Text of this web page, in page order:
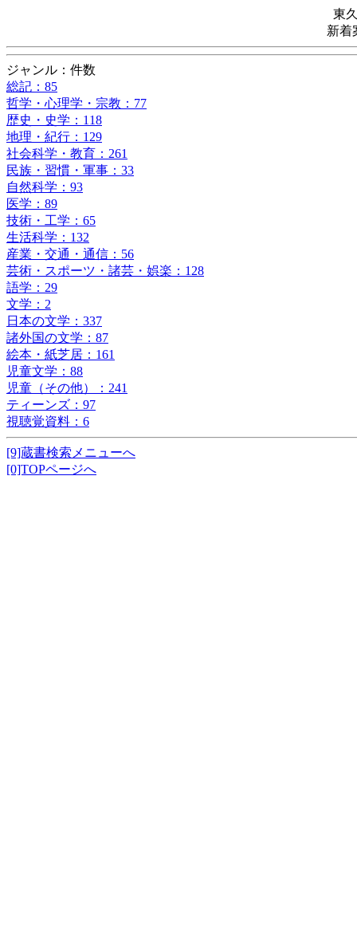
東
新着
ジャンル：件数
総記：85
哲学・心理学・宗教：77
歴史・史学：118
地理・紀行：129
社会科学・教育：261
民族・習慣・軍事：33
自然科学：93
医学：89
技術・工学：65
生活科学：132
産業・交通・通信：56
芸術・スポーツ・諸芸・娯楽：128
語学：29
文学：2
日本の文学：337
諸外国の文学：87
絵本・紙芝居：161
児童文学：88
児童（その他）：241
ティーンズ：97
視聴覚資料：6
[9]蔵書検索メニューへ
[0]TOPページへ